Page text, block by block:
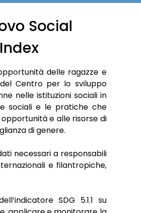
Social
delle ragazze e
Centro per lo sviluppo
nelle istituzioni sociali in
sociali e le pratiche che
e alle risorse di
di genere.
necessari a responsabili
e filantropiche,
SDG 5.1.1 su